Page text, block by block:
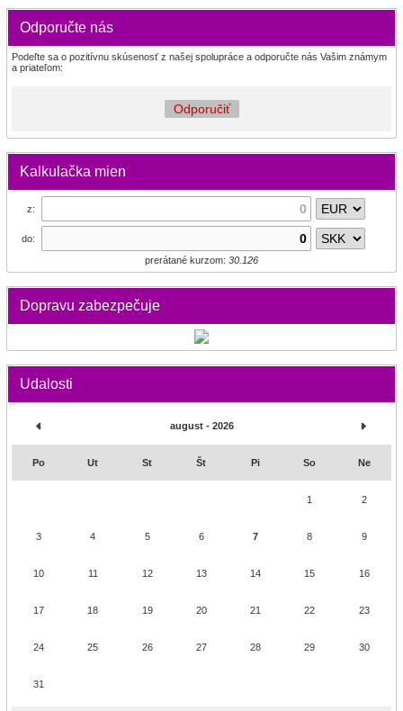
Odporučte nás
Podeľte sa o pozitívnu skúsenosť z našej spolupráce a odporučte nás Vašim známym
a priateľom:
Odporučiť
Kalkulačka mien
z:
do:
prerátané kurzom: 30.126
Dopravu zabezpečuje
Udalosti
august - 2026
Po Ut St Št Pi So Ne
1 2
3 4 5 6 7 8 9
10 11 12 13 14 15 16
17 18 19 20 21 22 23
24 25 26 27 28 29 30
31